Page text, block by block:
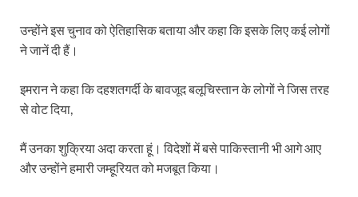
उन्होंने इस चुनाव को ऐतिहासिक बताया और कहा कि इसके लिए कई लोगों
ने जानें दी हैं।
इमरान ने कहा कि दहशतगर्दी के बावजूद बलूचिस्तान के लोगों ने जिस तरह
से वोट दिया,
मैं उनका शुक्रिया अदा करता हूं। विदेशों में बसे पाकिस्तानी भी आगे आए
और उन्होंने हमारी जम्हूरियत को मजबूत किया।